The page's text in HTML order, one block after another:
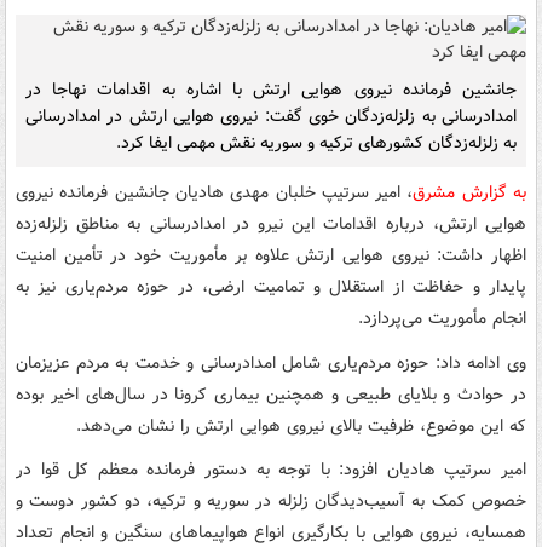
جانشین فرمانده نیروی هوایی ارتش با اشاره به اقدامات نهاجا در
امدادرسانی به زلزله‌زدگان خوی گفت: نیروی هوایی ارتش در امدادرسانی
به زلزله‌زدگان کشورهای ترکیه و سوریه نقش مهمی ایفا کرد.
به گزارش مشرق، امیر سرتیپ خلبان مهدی هادیان جانشین فرمانده نیروی
هوایی ارتش، درباره اقدامات این نیرو در امدادرسانی به مناطق زلزله‌زده
اظهار داشت: نیروی هوایی ارتش علاوه بر مأموریت خود در تأمین امنیت
پایدار و حفاظت از استقلال و تمامیت ارضی، در حوزه مردم‌یاری نیز به
انجام مأموریت می‌پردازد.
وی ادامه داد: حوزه مردم‌یاری شامل امدادرسانی و خدمت به مردم عزیزمان
در حوادث و بلایای طبیعی و همچنین بیماری کرونا در سال‌های اخیر بوده
که این موضوع، ظرفیت بالای نیروی هوایی ارتش را نشان می‌دهد.
امیر سرتیپ هادیان افزود: با توجه به دستور فرمانده معظم کل قوا در
خصوص کمک به آسیب‌دیدگان زلزله در سوریه و ترکیه، دو کشور دوست و
همسایه، نیروی هوایی با بکارگیری انواع هواپیماهای سنگین و انجام تعداد